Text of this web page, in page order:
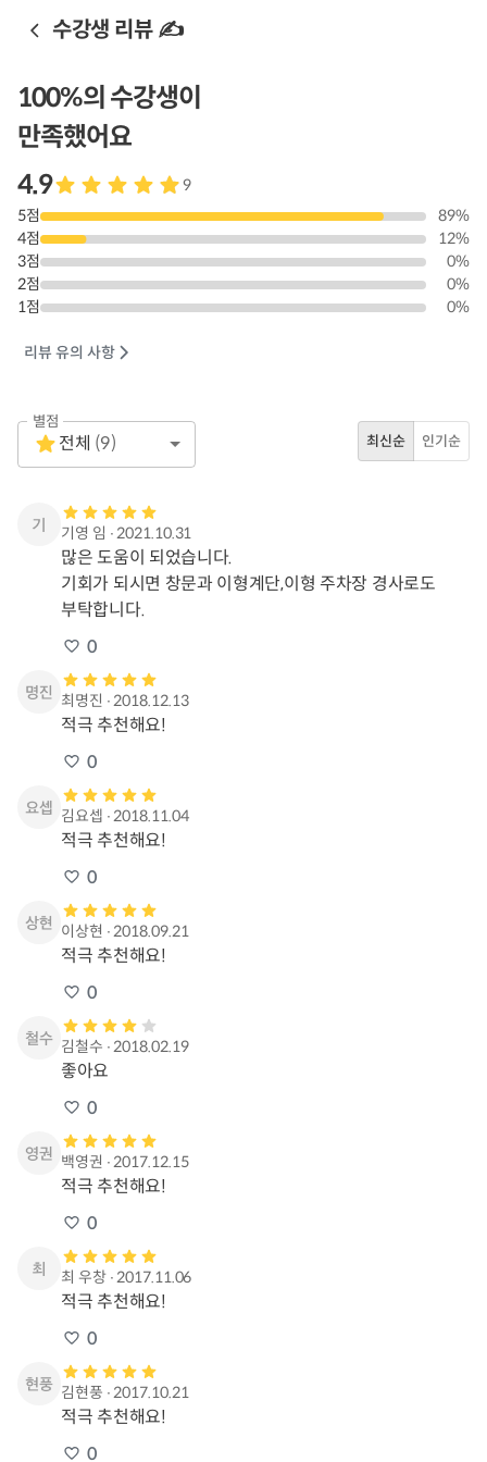
수강생 리뷰 ✍️
100%의 수강생이
만족했어요
4.9
9
5점 89%
4점 12%
3점 0%
2점 0%
1점 0%
리뷰 유의 사항
별점
1 Star
Empty
전체 (9) 최신순 인기순
기영 임 ∙2021.10.31
많은 도움이 되었습니다.
기회가 되시면 창문과 이형계단,이형 주차장 경사로도
부탁합니다.
0
최명진 ∙2018.12.13
적극 추천해요!
0
김요셉 ∙2018.11.04
적극 추천해요!
0
이상현 ∙2018.09.21
적극 추천해요!
0
김철수 ∙2018.02.19
좋아요
0
백영권 ∙2017.12.15
적극 추천해요!
0
최 우창∙2017.11.06
적극 추천해요!
0
김현풍 ∙2017.10.21
적극 추천해요!
0